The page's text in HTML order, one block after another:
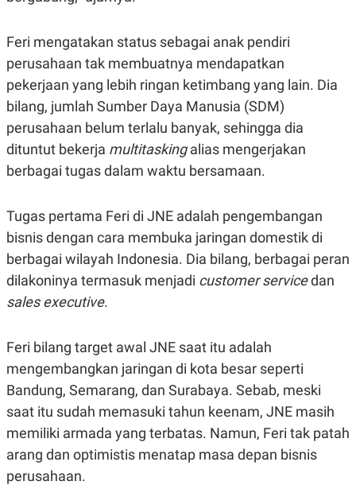
N
G
A
N
A
C
E
T
A
N
R
J
A
E
I
T
E
N
P
P
R
D
V
E
T
I
I
K
M
E
I
.
I
D
Feri mengatakan status sebagai anak pendiri
perusahaan tak membuatnya mendapatkan
pekerjaan yang lebih ringan ketimbang yang lain. Dia
bilang, jumlah Sumber Daya Manusia (SDM)
perusahaan belum terlalu banyak, sehingga dia
dituntut bekerja multitaskingalias mengerjakan
berbagai tugas dalam waktu bersamaan.
Tugas pertama Feri di JNE adalah pengembangan
bisnis dengan cara membuka jaringan domestik di
berbagai wilayah Indonesia. Dia bilang, berbagai peran
dilakoninya termasuk menjadi customer servicedan
sales executive.
Feri bilang target awal JNE saat itu adalah
mengembangkan jaringan di kota besar seperti
Bandung, Semarang, dan Surabaya. Sebab, meski
saat itu sudah memasuki tahun keenam, JNE masih
memiliki armada yang terbatas. Namun, Feri tak patah
arang dan optimistis menatap masa depan bisnis
perusahaan.